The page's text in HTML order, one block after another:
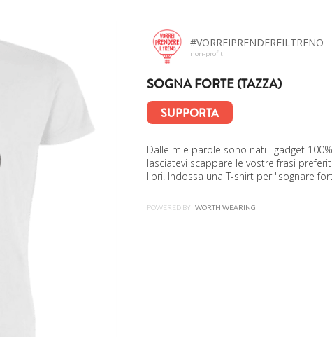
#VORREIPRENDEREILTRENO
non-profit
SOGNA FORTE (TAZZA)
SUPPORTA
Dalle mie parole sono nati i gadget
lasciatevi scappare le vostre frasi
libri! Indossa una T-shirt per "sognare
POWERED BYWORTH WEARING